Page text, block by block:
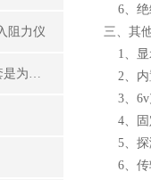
阻力仪
混凝土抗渗仪试件密封胶套是为了密封试件外围
6、绝
三、其
1、
2、内
3、6v
4、
5、
6、